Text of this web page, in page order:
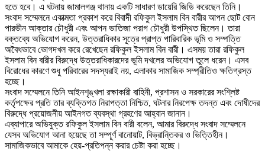
হতে হবে। এ ঘটনায় জামালগঞ্জ থানায় একটি সাধারণ ডায়েরি জিডি করেছেন তিনি।
‎সংবাদ সম্মেলনে একাত্মতা প্রকাশ করে বিবাদী রফিকুল ইসলাম বিন বারীর আপন ছোট বোন
পারভীন আক্তার চৌধুরী এবং আপন ভাতিজা পরাগ চৌধুরী উপস্থিত ছিলেন। তারা
বক্তব্যে অভিযোগ করেন, উত্তরাধিকার সূত্রে প্রাপ্ত পারিবারিক ভূমি ও সম্পত্তি
অবৈধভাবে ভোগদখল করে রেখেছেন রফিকুল ইসলাম বিন বারী। এসময় তারা রফিকুল
ইসলাম বিন বারীর বিরুদ্ধে উত্তরাধিকারদের ভূমি দখলের অভিযোগ তুলে ধরেন। এসব
বিরোধের কারণে শুধু পরিবারের সদস্যরাই নয়, এলাকার সামাজিক সম্প্রীতিও ক্ষতিগ্রস্ত
হচ্ছে।
‎সংবাদ সম্মেলনে তিনি আইনশৃঙ্খলা রক্ষাকারী বাহিনী, প্রশাসন ও সরকারের সংশ্লিষ্ট
কর্তৃপক্ষের প্রতি তার ব্যক্তিগত নিরাপত্তা নিশ্চিত, ঘটনার নিরপেক্ষ তদন্ত এবং দোষীদের
বিরুদ্ধে প্রয়োজনীয় আইনগত ব্যবস্থা গ্রহণের আহ্বান জানান।
‎এব্যাপারে অভিযুক্ত রফিকুল ইসলাম বিন বারী বলেন, আমার বিরুদ্ধে সংবাদ সম্মেলনে
যেসব অভিযোগ আনা হয়েছে তা সম্পূর্ণ বানোয়াট, বিভ্রান্তিকর ও ভিত্তিহীন।
সামাজিকভাবে আমাকে হেয়-প্রতিপন্ন করার চেষ্টা করা হচ্ছে।